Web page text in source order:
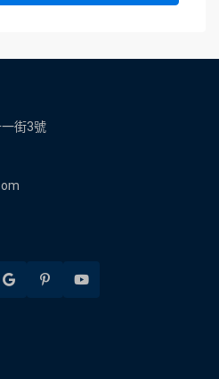
街3號